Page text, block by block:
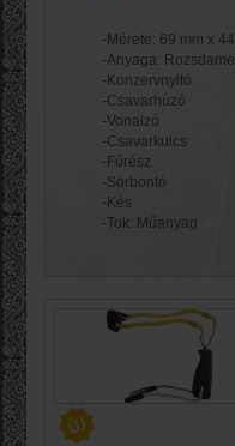
-Mérete: 69 mm x
-Anyaga:
-Konzervnyitó
-Csavarhúzó
-Vonalzó
-Csavarkulcs
-Fűrész
-Sörbontó
-Kés
-Tok: Műanyag